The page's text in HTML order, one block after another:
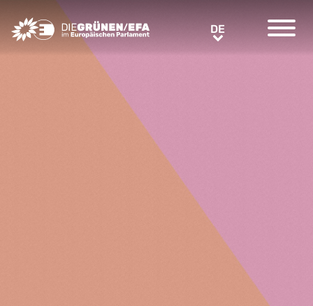
Greens/EFA Home DEDE